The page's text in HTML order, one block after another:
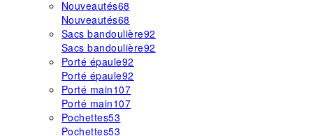
Nouveautés68
Nouveautés68
Sacs bandoulière92
Sacs bandoulière92
Porté épaule92
Porté épaule92
Porté main107
Porté main107
Pochettes53
Pochettes53